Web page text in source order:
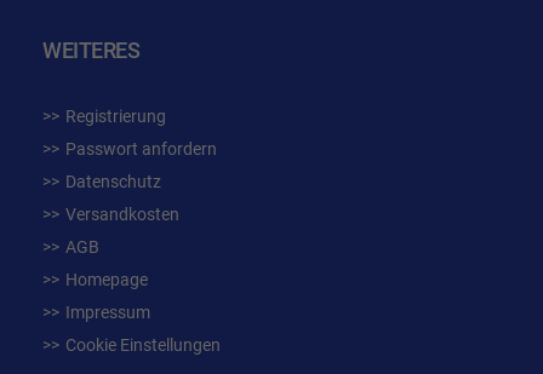
WEITERES
Registrierung
Passwort anfordern
Datenschutz
Versandkosten
AGB
Homepage
Impressum
Cookie Einstellungen